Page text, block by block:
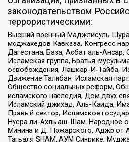
законодательством
террористическими:
Высший военный Маджлисуль
моджахедов Кавказа, Конгресс
Дагестана, База, Асбат аль-Ансар,
Исламская группа, Братья-
освобождения, Лашкар-И-Тайба,
Движение Талибан, Исламская
Общество социальных реформ,
исламского наследия, Дом двух
Исламский джихад, Аль-Каида,
Правый сектор, Исламское
Нусра ли-Ахль аш-Шам, Народное
Минина и Д. Пожарского, Аджр от
Тагьаля SHAM, АУМ Синрике,